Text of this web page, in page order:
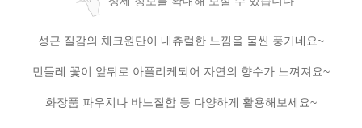
성근 질감의 체크원단이 내츄럴한 느낌을 물씬 풍기네요~
민들레 꽃이 앞뒤로 아플리케되어 자연의 향수가 느껴져요~
화장품 파우치나 바느질함 등 다양하게 활용해보세요~